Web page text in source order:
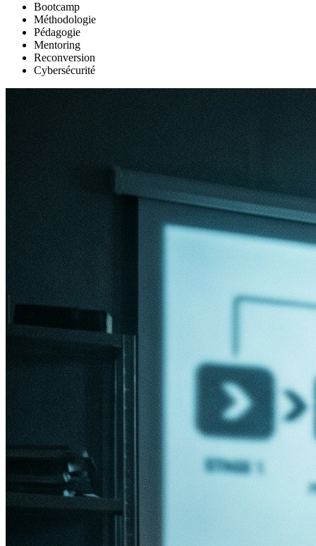
Bootcamp
Méthodologie
Pédagogie
Mentoring
Reconversion
Cybersécurité